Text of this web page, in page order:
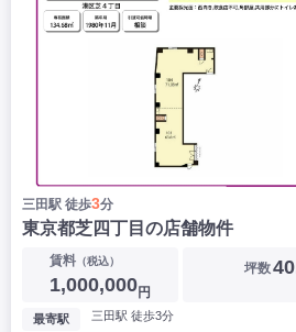
三田駅 徒歩3分
東京都芝四丁目の店舗物件
賃料 （税込）
1,000,000円
坪数
最寄駅 三田駅 徒歩3分